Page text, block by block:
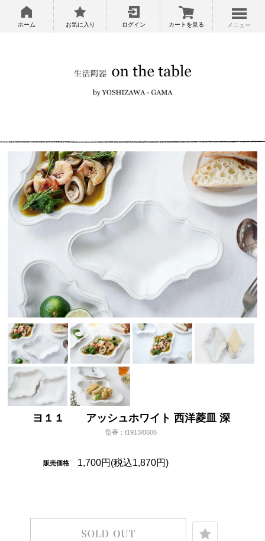
ホーム お気に入り ログイン カートを見る メニュー
ヨ１１ アッシュホワイト 西洋菱皿 深
型番：t1913/0606
販売価格 1,700円(税込1,870円)